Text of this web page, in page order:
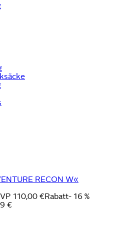
RECON W«
110,00 €Rabatt- 16 %
€